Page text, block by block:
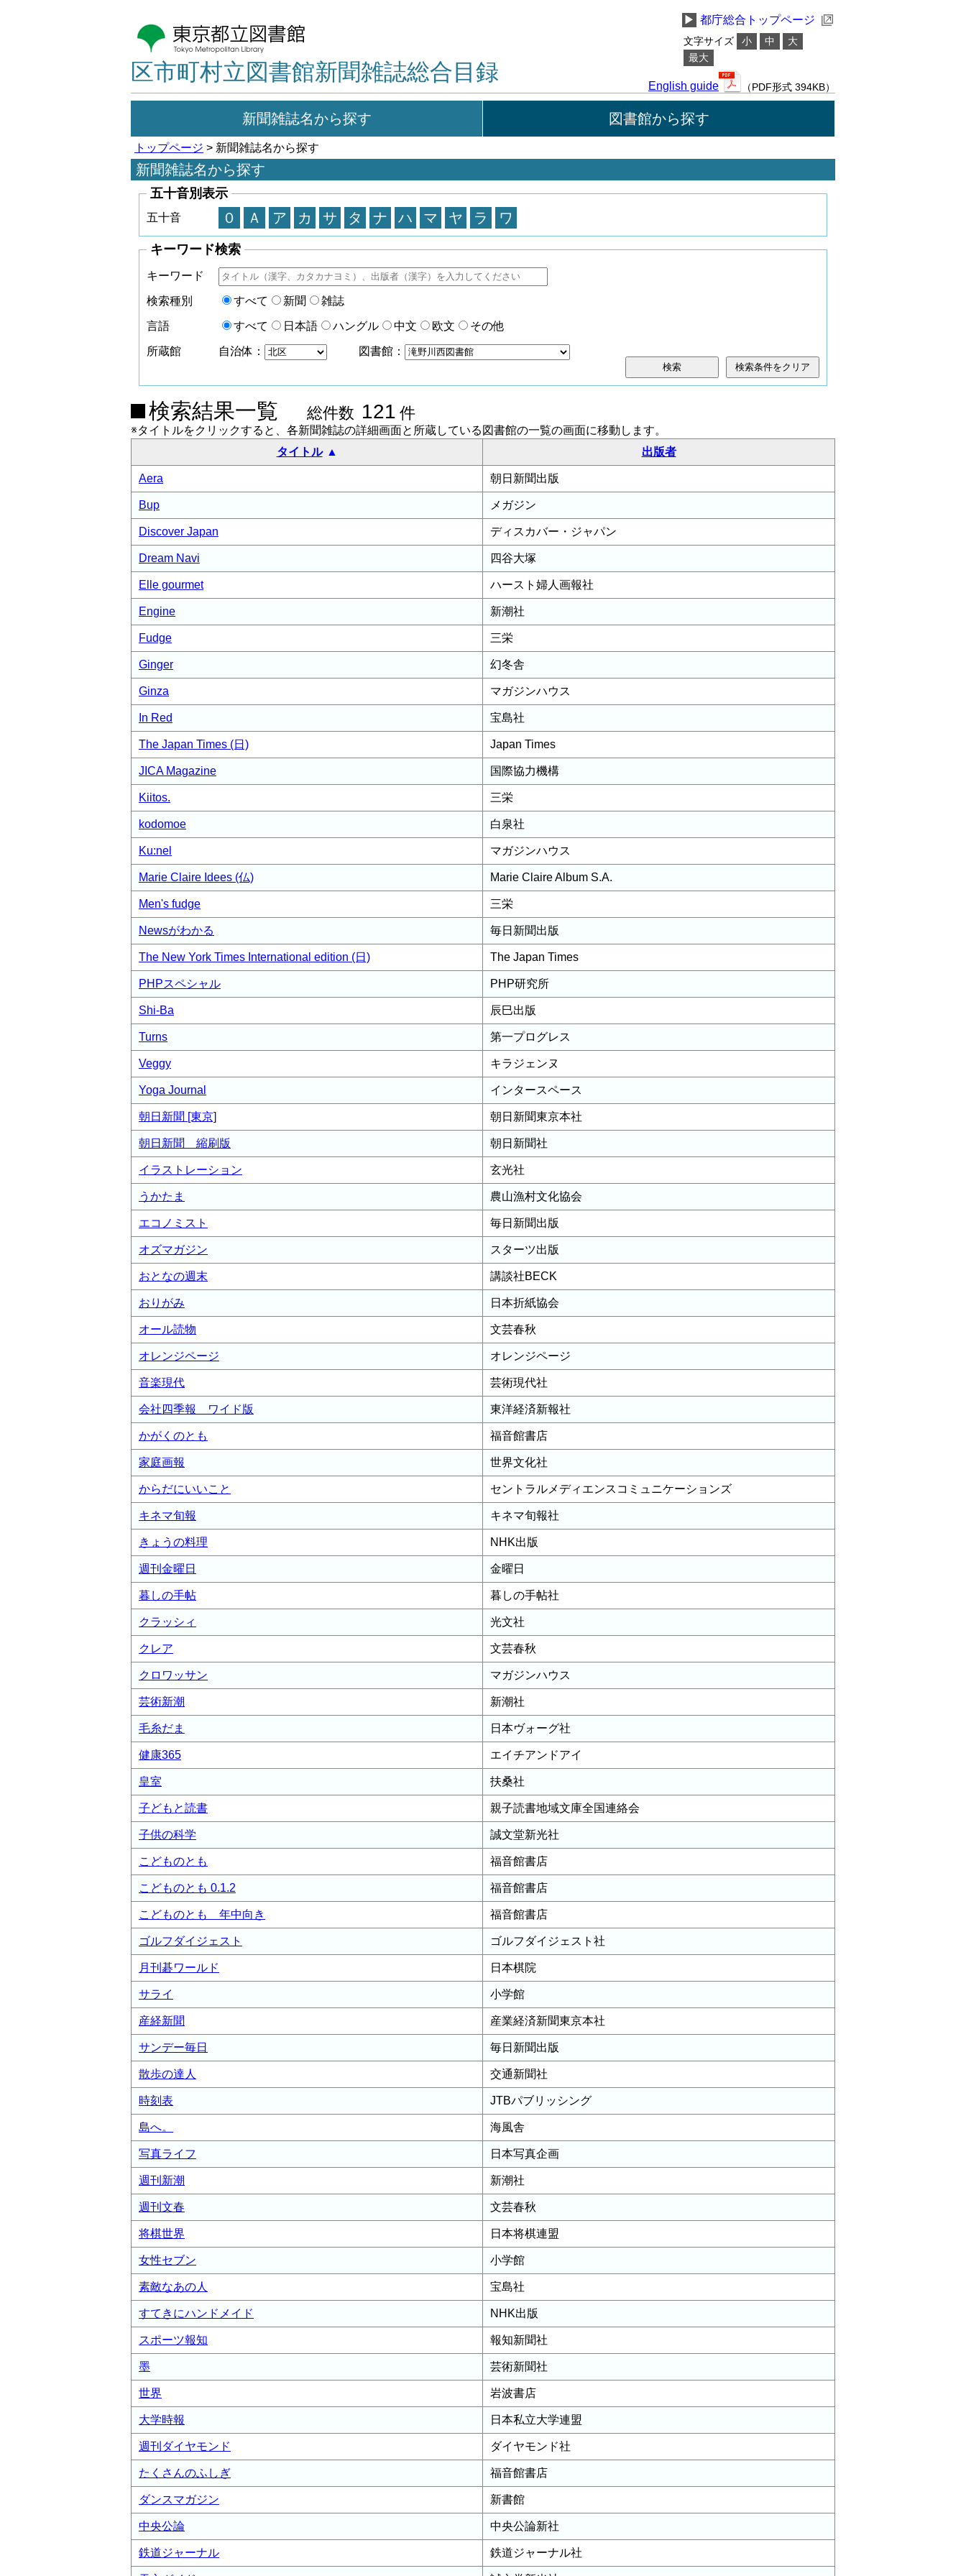
区市町村立図書館新聞雑誌総合目録
▶ 都庁総合トップページ
文字サイズ 小 中
大
最大
English guide （PDF形式 394KB）
新聞雑誌名から探す 図書館から探す
トップページ > 新聞雑誌名から探す
新聞雑誌名から探す
五十音別表示
五十音 ０ Ａ ア カ サ タ ナ ハ マ ヤ ラ ワ
キーワード検索
キーワード
検索種別 すべて 新聞 雑誌
言語 すべて 日本語 ハングル 中文 欧文 その他
所蔵館 自治体： 図書館：
検索条件をクリア
検索結果一覧 総件数 121 件
※タイトルをクリックすると、各新聞雑誌の詳細画面と所蔵している図書館の一覧の画面に移動します。
タイトル
出版者
Aera 朝日新聞出版
Bup メガジン
Discover Japan ディスカバー・ジャパン
Dream Navi 四谷大塚
Elle gourmet ハースト婦人画報社
Engine 新潮社
Fudge 三栄
Ginger 幻冬舎
Ginza マガジンハウス
In Red 宝島社
The Japan Times (日) Japan Times
JICA Magazine 国際協力機構
Kiitos. 三栄
kodomoe 白泉社
Ku:nel マガジンハウス
Marie Claire Idees (仏) Marie Claire Album S.A.
Men's fudge 三栄
Newsがわかる 毎日新聞出版
The New York Times International edition (日) The Japan Times
PHPスペシャル PHP研究所
Shi-Ba 辰巳出版
Turns 第一プログレス
Veggy キラジェンヌ
Yoga Journal インタースペース
朝日新聞 [東京] 朝日新聞東京本社
朝日新聞 縮刷版 朝日新聞社
イラストレーション 玄光社
うかたま 農山漁村文化協会
エコノミスト 毎日新聞出版
オズマガジン スターツ出版
おとなの週末 講談社BECK
おりがみ 日本折紙協会
オール読物 文芸春秋
オレンジページ オレンジページ
音楽現代 芸術現代社
会社四季報 ワイド版 東洋経済新報社
かがくのとも 福音館書店
家庭画報 世界文化社
からだにいいこと セントラルメディエンスコミュニケーションズ
キネマ旬報 キネマ旬報社
きょうの料理 NHK出版
週刊金曜日 金曜日
暮しの手帖 暮しの手帖社
クラッシィ 光文社
クレア 文芸春秋
クロワッサン マガジンハウス
芸術新潮 新潮社
毛糸だま 日本ヴォーグ社
健康365 エイチアンドアイ
皇室 扶桑社
子どもと読書 親子読書地域文庫全国連絡会
子供の科学 誠文堂新光社
こどものとも 福音館書店
こどものとも 0.1.2 福音館書店
こどものとも 年中向き 福音館書店
ゴルフダイジェスト ゴルフダイジェスト社
月刊碁ワールド 日本棋院
サライ 小学館
産経新聞 産業経済新聞東京本社
サンデー毎日 毎日新聞出版
散歩の達人 交通新聞社
時刻表 JTBパブリッシング
島へ。 海風舎
写真ライフ 日本写真企画
週刊新潮 新潮社
週刊文春 文芸春秋
将棋世界 日本将棋連盟
女性セブン 小学館
素敵なあの人 宝島社
すてきにハンドメイド NHK出版
スポーツ報知 報知新聞社
墨 芸術新聞社
世界 岩波書店
大学時報 日本私立大学連盟
週刊ダイヤモンド ダイヤモンド社
たくさんのふしぎ 福音館書店
ダンスマガジン 新書館
中央公論 中央公論新社
鉄道ジャーナル 鉄道ジャーナル社